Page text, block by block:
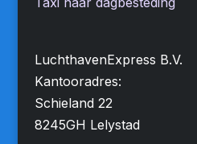
LuchthavenExpress B.V.
Kantooradres:
Schieland 22
8245GH Lelystad